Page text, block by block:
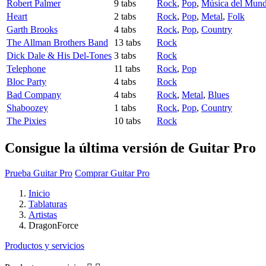
Robert Palmer 9 tabs Rock, Pop, Música del
Heart
2 tabs Rock, Pop, Metal, Folk
Garth Brooks
4 tabs Rock, Pop, Country
The Allman Brothers Band
13 tabs
Rock
Dick Dale & His Del-Tones 3 tabs
Rock
Telephone
11 tabs Rock, Pop
Bloc Party
4 tabs
Rock
Bad Company
4 tabs Rock, Metal, Blues
Shaboozey
1 tabs Rock, Pop, Country
The Pixies
10 tabs Rock
Consigue la última versión de Guitar Pro
Prueba Guitar Pro Comprar Guitar Pro
Inicio
Tablaturas
Artistas
DragonForce
Productos y servicios